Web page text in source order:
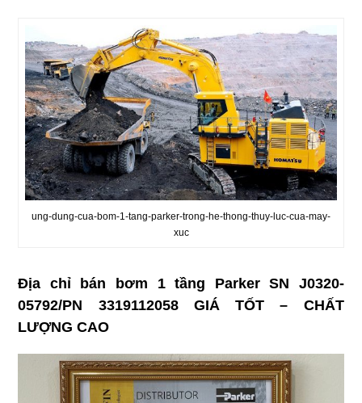
ung-dung-cua-bom-1-tang-parker-trong-he-thong-thuy-luc-cua-may-
xuc
Địa chỉ bán bơm 1 tầng Parker SN J0320-
05792/PN 3319112058 GIÁ TỐT – CHẤT
LƯỢNG CAO